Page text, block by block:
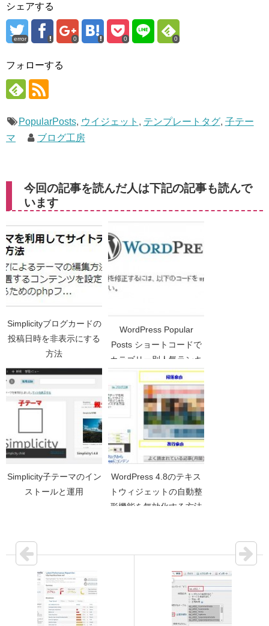
シェアする
error 0 0 0
フォローする
PopularPosts, ウイジェット , テンプレートタグ, 子テー
マ
ブログ工房
今回の記事を読んだ人は下記の記事も読んで
います
Simplicityブログカードの
投稿日時を非表示にする
方法
WordPress Popular
Posts ショートコードで
カテゴリー別人気ランキ
ングを表示する
Simplicity子テーマのイン
ストールと運用
WordPress 4.8のテキス
トウィジェットの自動整
形機能を無効化する方法